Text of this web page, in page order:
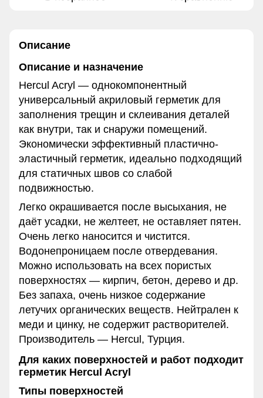
Описание
Описание и назначение
Hercul Acryl — однокомпонентный
универсальный акриловый герметик для
заполнения трещин и склеивания деталей
как внутри, так и снаружи помещений.
Экономически эффективный пластично-
эластичный герметик, идеально подходящий
для статичных швов со слабой
подвижностью.
Легко окрашивается после высыхания, не
даёт усадки, не желтеет, не оставляет пятен.
Очень легко наносится и чистится.
Водонепроницаем после отвердевания.
Можно использовать на всех пористых
поверхностях — кирпич, бетон, дерево и др.
Без запаха, очень низкое содержание
летучих органических веществ. Нейтрален к
меди и цинку, не содержит растворителей.
Производитель — Hercul, Турция.
Для каких поверхностей и работ подходит
герметик Hercul Acryl
Типы поверхностей